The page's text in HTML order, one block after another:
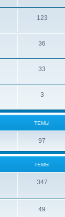
123
36
33
3
ТЕМЫ
97
ТЕМЫ
347
49